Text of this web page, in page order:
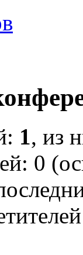
1, из
0